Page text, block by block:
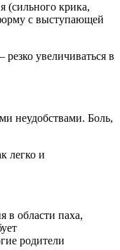
(сильного крика,
с выступающей
увеличиваться в
неудобствами. Боль,
легко и
в области паха,
родители